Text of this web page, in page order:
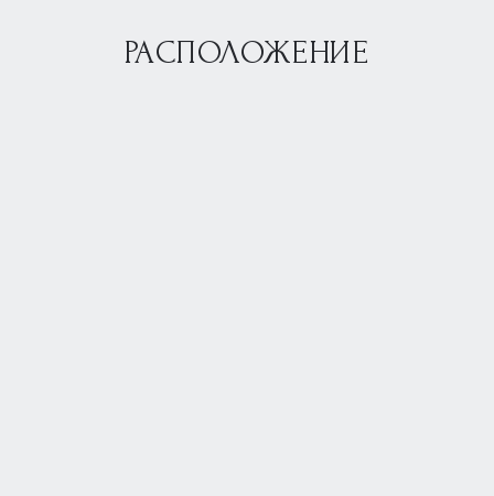
РАСПОЛОЖЕНИЕ